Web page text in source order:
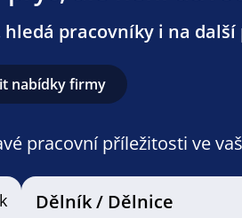
hledá pracovníky i na další
nabídky firmy
pracovní příležitosti ve
Dělník / Dělnice